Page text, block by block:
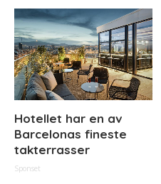
Hotellet har en av
Barcelonas fineste
takterrasser
Sponset